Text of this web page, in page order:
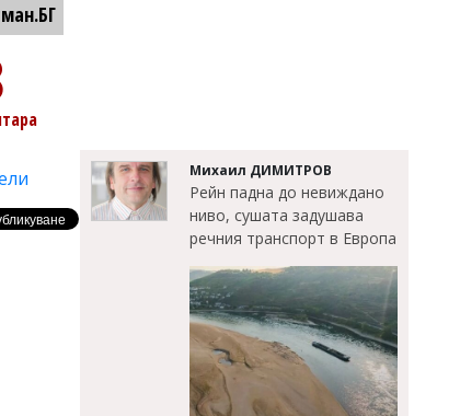
Михаил ДИМИТРОВ
Рейн падна до невиждано
ниво, сушата задушава
речния транспорт в Европа